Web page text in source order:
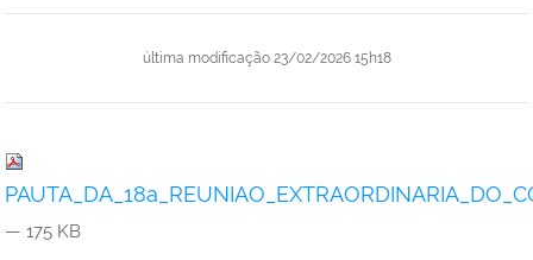
última modificação23/02/2026 15h18
— 175 KB